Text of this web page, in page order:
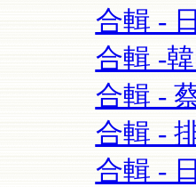
合輯 -
合輯 -
合輯 -
合輯 -
合輯 -